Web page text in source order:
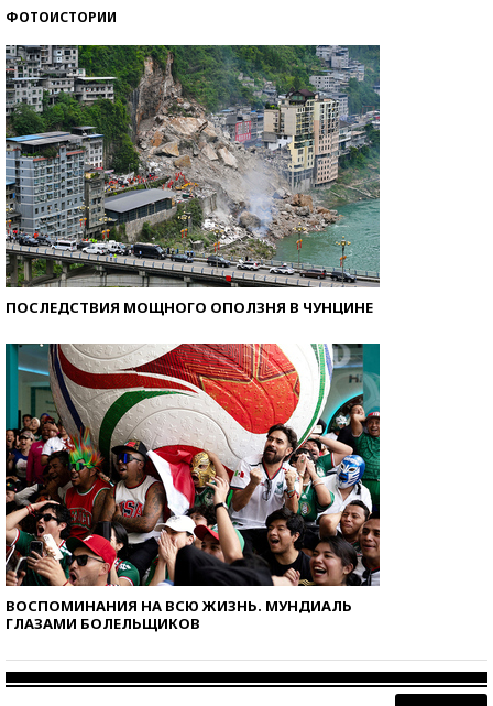
ФОТОИСТОРИИ
ПОСЛЕДСТВИЯ МОЩНОГО ОПОЛЗНЯ В ЧУНЦИНЕ
ВОСПОМИНАНИЯ НА ВСЮ ЖИЗНЬ. МУНДИАЛЬ
ГЛАЗАМИ БОЛЕЛЬЩИКОВ